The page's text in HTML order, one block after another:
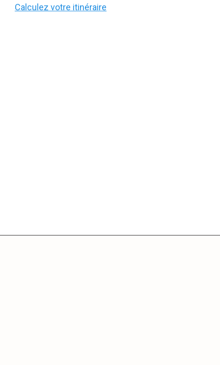
Calculez votre itinéraire